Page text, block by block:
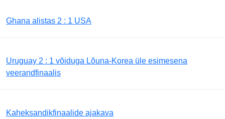
Ghana alistas 2 : 1 USA
Uruguay 2 : 1 võiduga Lõuna-Korea üle esimesena
veerandfinaalis
Kaheksandikfinaalide ajakava